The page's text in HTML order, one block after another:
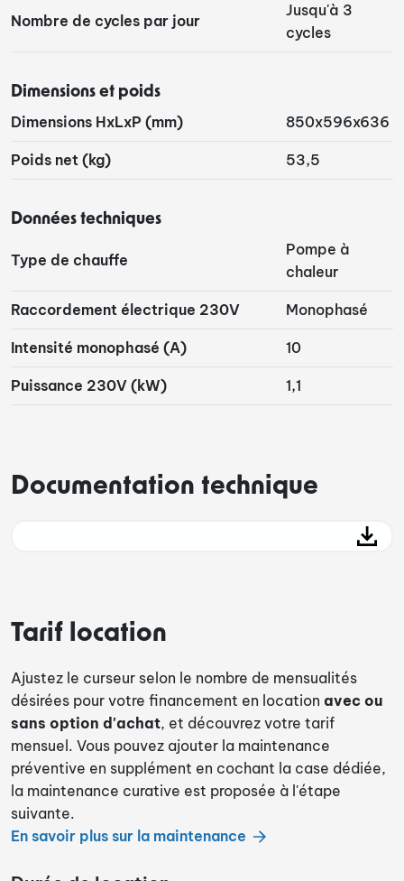
Nombre de cycles par jour
Jusqu'à 3
cycles
Dimensions et poids
Dimensions HxLxP (mm) 850x596x636
Poids net (kg) 53,5
Données techniques
Type de chauffe
Pompe à
chaleur
Raccordement électrique 230V Monophasé
Intensité monophasé (A) 10
Puissance 230V (kW) 1,1
Documentation technique
Tarif location
Ajustez le curseur selon le nombre de mensualités
désirées pour votre financement en location avec ou
sans option d'achat, et découvrez votre tarif
mensuel. Vous pouvez ajouter la maintenance
préventive en supplément en cochant la case dédiée,
la maintenance curative est proposée à l'étape
suivante.
En savoir plus sur la maintenance